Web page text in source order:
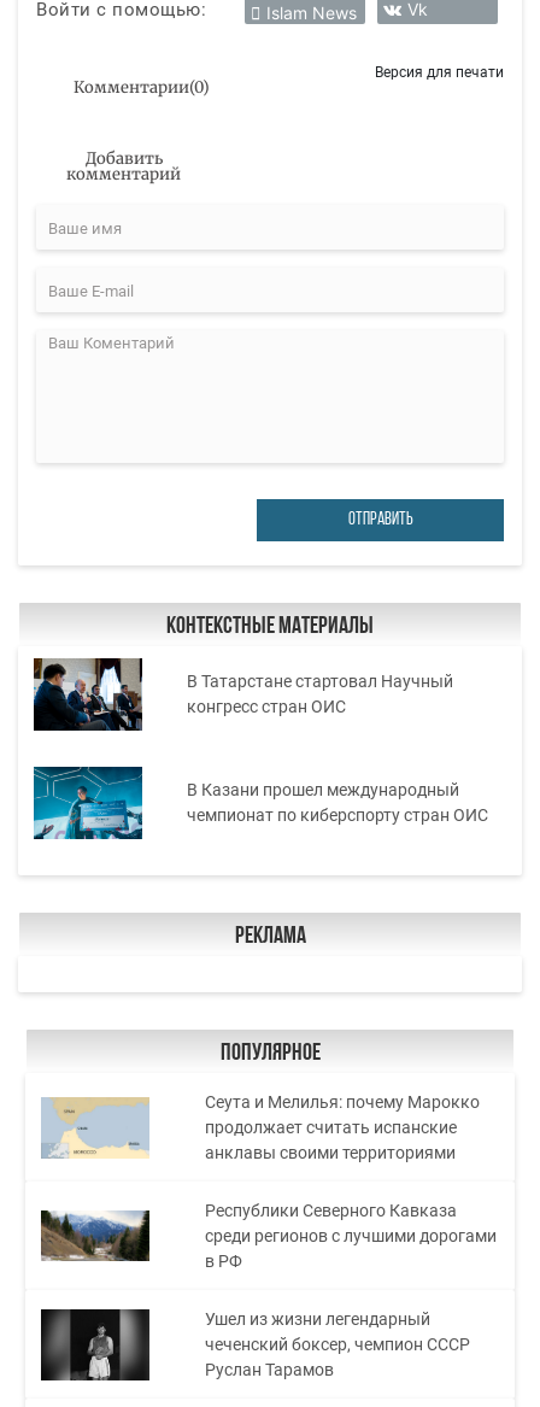
Войти с помощью: Islam News Vk
Комментарии(0)
Версия для печати
Добавить
комментарий
ОТПРАВИТЬ
Контекстные материалы
В Татарстане стартовал Научный
конгресс стран ОИС
В Казани прошел международный
чемпионат по киберспорту стран ОИС
Реклама
Популярное
Сеута и Мелилья: почему Марокко
продолжает считать испанские
анклавы своими территориями
Республики Северного Кавказа
среди регионов с лучшими дорогами
в РФ
Ушел из жизни легендарный
чеченский боксер, чемпион СССР
Руслан Тарамов